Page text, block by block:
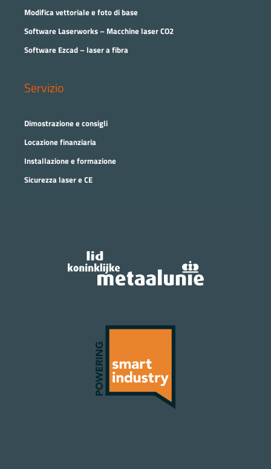
Modifica vettoriale e foto di base
Software Laserworks – Macchine laser CO2
Software Ezcad – laser a fibra
Servizio
Dimostrazione e consigli
Locazione finanziaria
Installazione e formazione
Sicurezza laser e CE